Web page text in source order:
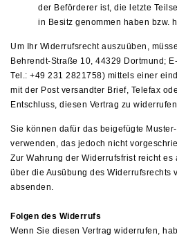
der Beförderer ist, die letzte
in Besitz genommen haben bzw.
Um Ihr Widerrufsrecht auszuüben,
Behrendt-Straße 10, 44329 Dortmund ;
Tel.: +49 231 2821758) mittels einer
mit der Post versandter Brief, Telefax
Entschluss, diesen Vertrag zu
Sie können dafür das beigefügte
verwenden, das jedoch nicht
Zur Wahrung der Widerrufsfrist reicht
über die Ausübung des Widerrufsrechts
absenden.
Folgen des Widerrufs
Wenn Sie diesen Vertrag widerrufen,